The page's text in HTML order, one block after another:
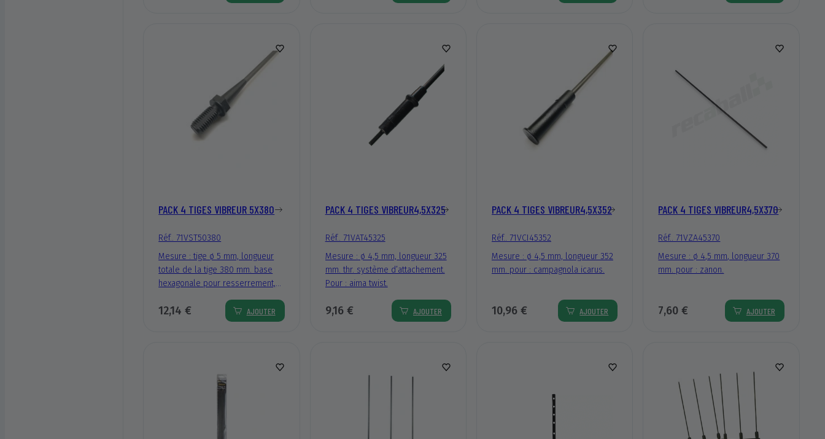
PACK 4 TIGES VIBREUR 5X380
Réf.. 71VST50380
Mesure : tige ø 5 mm, longueur
totale de la tige 380 mm. base
hexagonale pour resserrement,
Ø 12 mm) pour : Stihl.
12,14 € AJOUTER
PACK 4 TIGES VIBREUR4,5X325
Réf.. 71VAT45325
Mesure : ø 4,5 mm, longueur 325
mm. thr. système d’attachement.
Pour : aima twist.
9,16 € AJOUTER
PACK 4 TIGES VIBREUR4,5X352
Réf.. 71VCI45352
Mesure : ø 4,5 mm, longueur 352
mm. pour : campagnola icarus.
10,96 € AJOUTER
PACK 4 TIGES VIBREUR4,5X370
Réf.. 71VZA45370
Mesure : ø 4,5 mm, longueur 370
mm. pour : zanon.
7,60 € AJOUTER